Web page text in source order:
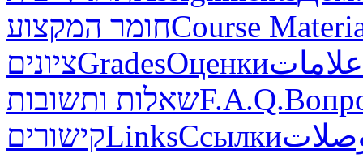
חומר המקצועCourse
ציוניםGradesОценкиعلامات
שאלות ותשובותF.A.Q.
קישוריםLinksСсылки